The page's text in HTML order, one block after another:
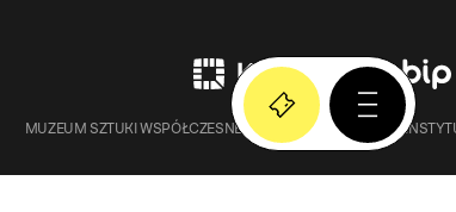
MUZEUM SZTUKI WSPÓŁCZESNEJ W KRAKOWIE MOCAK –